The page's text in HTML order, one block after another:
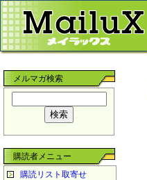
メルマガ検索
購読者メニュー
購読リスト取寄せ